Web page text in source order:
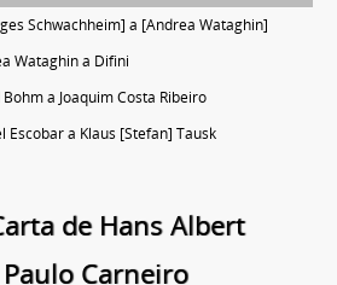
Schwachheim] a [Andrea Wataghin]
Wataghin a Difini
a Joaquim Costa Ribeiro
Escobar a Klaus [Stefan] Tausk
de Hans Albert
Carneiro